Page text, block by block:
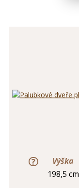
Výška
198,5 cm